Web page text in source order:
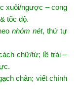
xuôi/ngược – cong
tốc độ.
nhóm nét, thứ tự
chữ/từ; lề trái –
chân; viết chính